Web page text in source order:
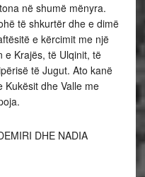
në shumë mënyra.
të shkurtër dhe e dimë
e kërcimit me një
e Krajës, të Ulqinit, të
të Jugut. Ato kanë
Kukësit dhe Valle me
DHE NADIA